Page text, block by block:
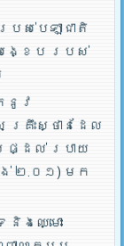
បេឡាជាតិ
ខេប របស់
នូវ
រឹះស្ថានដែល
ផ្ដល់ របាយ
២.០១) មក
ងឈ្មោះ